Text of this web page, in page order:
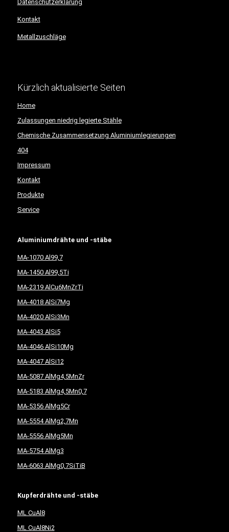
Datenschutzerklärung
Kontakt
Metallzuschläge
Kürzlich aktualisierte Seiten
Home
Zulassungen niedrig legierte Stähle
Chemische Zusammensetzung Aluminiumlegierungen
404
Impressum
Kontakt
Produkte
Service
Aluminiumdrähte und -stäbe
MA-1070 Al99,7
MA-1450 Al99,5Ti
MA-2319 AlCu6MnZrTi
MA-4018 AlSi7Mg
MA-4020 AlSi3Mn
MA-4043 AlSi5
MA-4046 AlSi10Mg
MA-4047 AlSi12
MA-5087 AlMg4,5MnZr
MA-5183 AlMg4,5Mn0,7
MA-5356 AlMg5Cr
MA-5554 AlMg2,7Mn
MA-5556 AlMg5Mn
MA-5754 AlMg3
MA-6063 AlMg0,7SiTiB
Kupferdrähte und -stäbe
ML CuAl8
ML CuAl8Ni2